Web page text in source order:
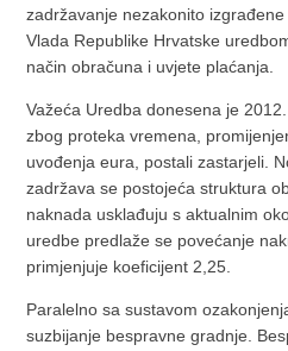
zadržavanje nezakonito
Vlada Republike Hrvatske
način obračuna i uvjete plaćanja.
Važeća Uredba donesena je
zbog proteka vremena,
uvođenja eura, postali zastarjeli.
zadržava se postojeća struktura
naknada usklađuju s aktualnim
uredbe predlaže se povećanje
primjenjuje koeficijent 2,25.
Paralelno sa sustavom
suzbijanje bespravne gradnje.